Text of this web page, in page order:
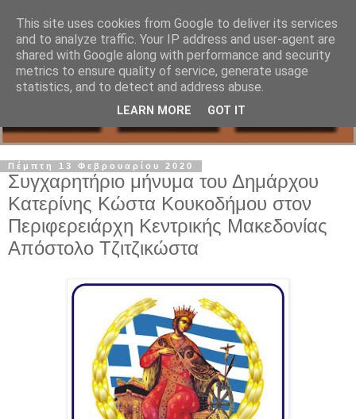
Πέμπτη 13 Φεβρουαρίου 2020
Συγχαρητήριο μήνυμα του Δημάρχου
Κατερίνης Κώστα Κουκοδήμου στον
Περιφερειάρχη Κεντρικής Μακεδονίας
Απόστολο Τζιτζικώστα
This site uses cookies from Google to deliver its services
and to analyze traffic. Your IP address and user-agent are
shared with Google along with performance and security
metrics to ensure quality of service, generate usage
statistics, and to detect and address abuse.
LEARN MORE GOT IT